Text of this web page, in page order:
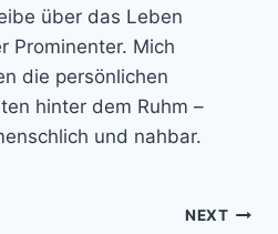
über das Leben
Prominenter. Mich
die persönlichen
hinter dem Ruhm –
und nahbar.
NEXT